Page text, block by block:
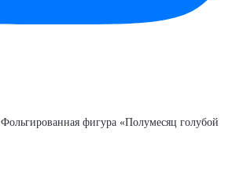
Фольгированная фигура «Полумесяц голубой